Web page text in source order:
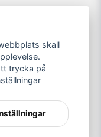
skall
trycka på